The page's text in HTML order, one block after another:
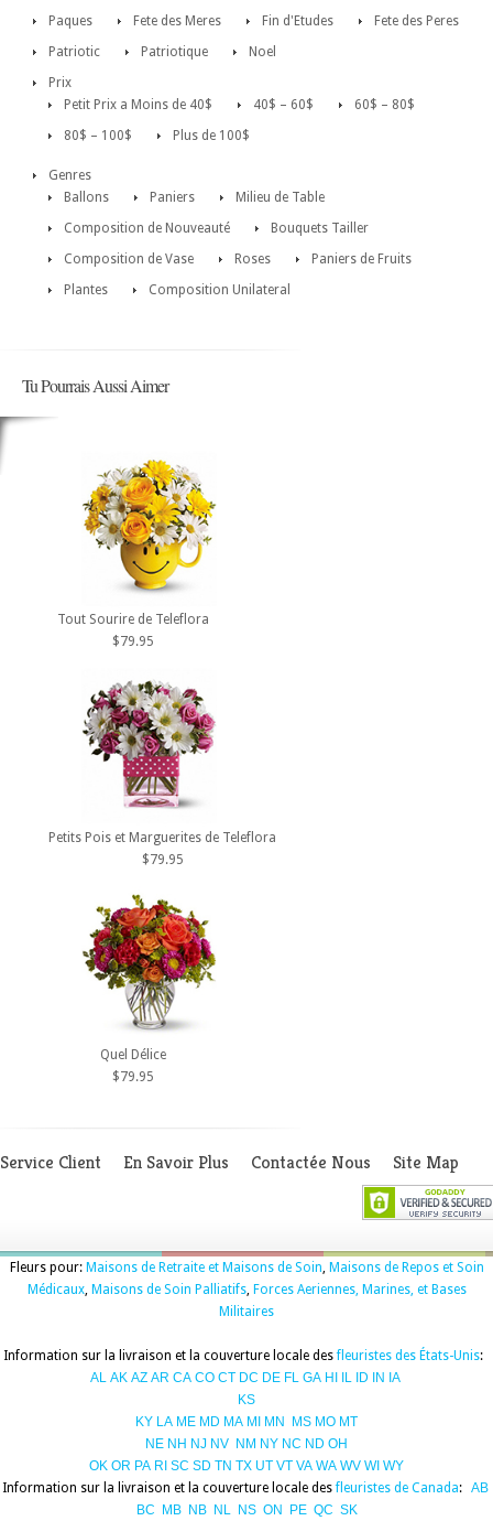
Paques
Fete des Meres Fin d'Etudes
Fete des Peres
Patriotic
Patriotique
Noel
Prix
Petit Prix a Moins de 40$
40$ – 60$
60$ – 80$
80$ – 100$
Plus de 100$
Genres
Ballons
Paniers
Milieu de Table
Composition de Nouveauté
Bouquets Tailler
Composition de Vase
Roses
Paniers de Fruits
Plantes
Composition Unilateral
Tu Pourrais Aussi Aimer
Tout Sourire de Teleflora
$79.95
Petits Pois et Marguerites de Teleflora
$79.95
Quel Délice
$79.95
Service Client En Savoir Plus Contactée Nous Site Map
Fleurs pour: Maisons de Retraite et Maisons de Soin, Maisons de Repos et Soin
Médicaux, Maisons de Soin Palliatifs, Forces Aeriennes, Marines, et Bases
Militaires
Information sur la livraison et la couverture locale desfleuristes des États-Unis:
AL AK AZ AR CA CO CT DC DE FL GA HI IL ID IN IA
KS
KY LA ME MD MA MI MN MS MO MT
NE NH NJ NV NM NY NC ND OH
OK OR PA RI SC SD TN TX UT VT VA WA WV WI WY
Information sur la livraison et la couverture locale desfleuristes de Canada: AB
BC MB NB NL NS ON PE QC SK